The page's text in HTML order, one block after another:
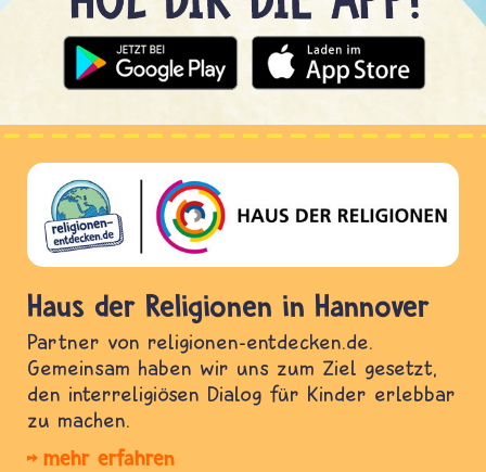
Haus der Religionen in Hannover
Partner von religionen-entdecken.de.
Gemeinsam haben wir uns zum Ziel gesetzt,
den interreligiösen Dialog für Kinder erlebbar
zu machen.
mehr erfahren